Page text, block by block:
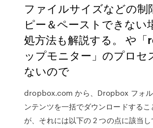
ファイルサイズなどの制
ピー＆ペーストできない
処方法も解説する。 や「
ップモニター」のプロセ
ないので
dropbox.com から、Dropbox フォル
ンテンツを一括でダウンロードするこ
が、それには以下の 2 つの点に該当